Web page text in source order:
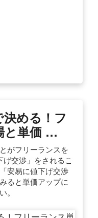
める！フ
と単価 …
がフリーランスを
交渉」をされるこ
安易に値下げ交渉
ると単価アップに
。